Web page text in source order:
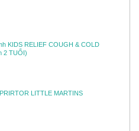
KIDS RELIEF COUGH & COLD
2 TUỔI)
LITTLE MARTINS